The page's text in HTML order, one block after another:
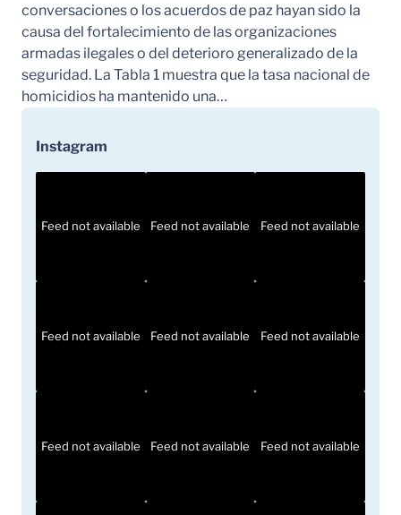
conversaciones o los acuerdos de paz hayan sido la
causa del fortalecimiento de las organizaciones
armadas ilegales o del deterioro generalizado de la
seguridad. La Tabla 1 muestra que la tasa nacional de
homicidios ha mantenido una…
Instagram
Feed not available Feed not available Feed not available
Feed not available Feed not available Feed not available
Feed not available Feed not available Feed not available